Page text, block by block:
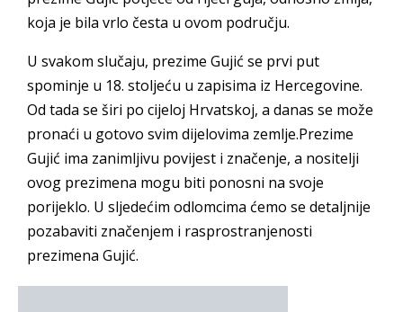
koja je bila vrlo česta u ovom području.
U svakom slučaju, prezime Gujić se prvi put
spominje u 18. stoljeću u zapisima iz Hercegovine.
Od tada se širi po cijeloj Hrvatskoj, a danas se može
pronaći u gotovo svim dijelovima zemlje.Prezime
Gujić ima zanimljivu povijest i značenje, a nositelji
ovog prezimena mogu biti ponosni na svoje
porijeklo. U sljedećim odlomcima ćemo se detaljnije
pozabaviti značenjem i rasprostranjenosti
prezimena Gujić.